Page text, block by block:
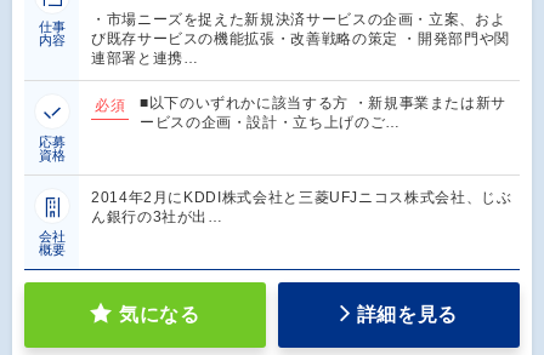
仕事
内容
・市場ニーズを捉えた新規決済サービスの企画・立案、およ
び既存サービスの機能拡張・改善戦略の策定 ・開発部門や関
連部署と連携…
応募
資格
必須
■以下のいずれかに該当する方 ・新規事業または新サ
ービスの企画・設計・立ち上げのご…
会社
概要
2014年2月にKDDI株式会社と三菱UFJニコス株式会社、じぶ
ん銀行の3社が出…
気になる 詳細を見る